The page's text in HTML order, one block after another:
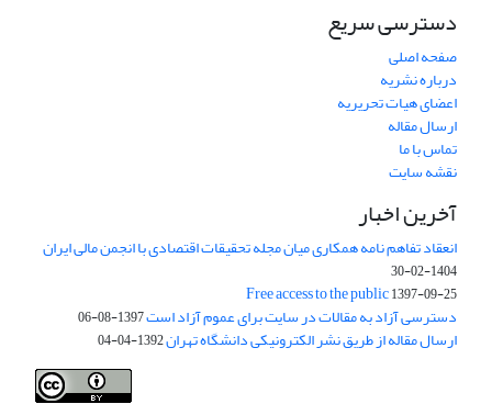
دسترسی سریع
صفحه اصلی
درباره نشریه
اعضای هیات تحریریه
ارسال مقاله
تماس با ما
نقشه سایت
آخرین اخبار
انعقاد تفاهم نامه همکاری میان مجله تحقیقات اقتصادی با انجمن مالی ایران
1404-02-30
Free access to the public1397-09-25
دسترسی آزاد به مقالات در سایت برای عموم آزاد است1397-08-06
ارسال مقاله از طریق نشر الکترونیکی دانشگاه تهران1392-04-04